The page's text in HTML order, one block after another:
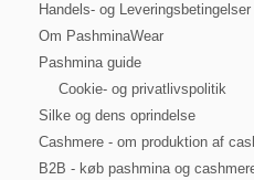
Handels- og Leveringsbetingelser
Om PashminaWear
Pashmina guide
Cookie- og privatlivspolitik
Silke og dens oprindelse
Cashmere - om produktion af
B2B - køb pashmina og